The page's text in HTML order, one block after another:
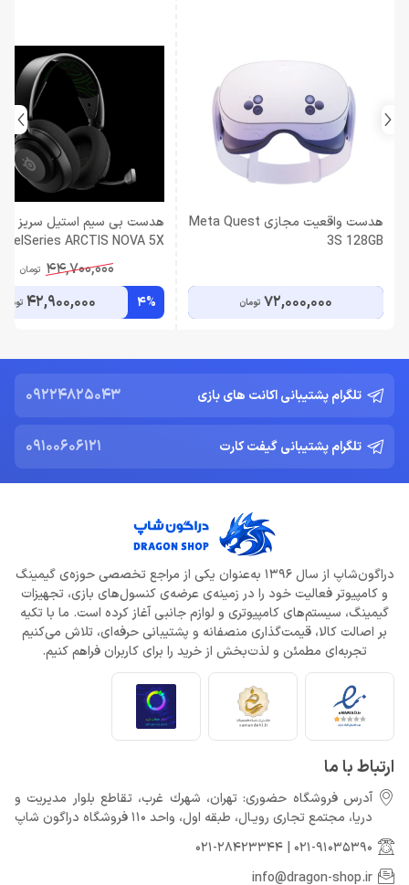
هدست واقعیت مجازی Meta Quest
3S 128GB
72,000,000 تومان
هدست بی سیم استیل سریز
ARCTIS NOVA 5X
WIRELESS
44,700,000 تومان
4%
42,900,000 تومان
تلگرام پشتیبانی اکانت های بازی 09224825043
تلگرام پشتیبانی گیفت کارت 09100606121
دراگون‌شاپ از سال 1396 به‌عنوان یکی از مراجع تخصصی حوزه‌ی گیمینگ
و کامپیوتر فعالیت خود را در زمینه‌ی عرضه‌ی کنسول‌های بازی، تجهیزات
گیمینگ، سیستم‌های کامپیوتری و لوازم جانبی آغاز کرده است. ما با تکیه
بر اصالت کالا، قیمت‌گذاری منصفانه و پشتیبانی حرفه‌ای، تلاش می‌کنیم
تجربه‌ای مطمئن و لذت‌بخش از خرید را برای کاربران فراهم کنیم.
ارتباط با ما
آدرس فروشگاه حضوری: تهران، شهرك غرب، تقاطع بلوار مدیریت و
دريا، مجتمع تجارى رويـال، طبقه اول، واحد 110 فروشگاه دراگون شاپ
021-91035390
021-28423344
info@dragon-shop.ir